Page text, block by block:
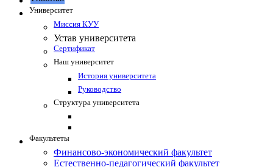
Университет
Миссия КУУ
Устав университета
Сертификат
Наш университет
История университета
Руководство
Структура университета
Факультеты
Финансово-экономический факультет
Естественно-педагогический факультет